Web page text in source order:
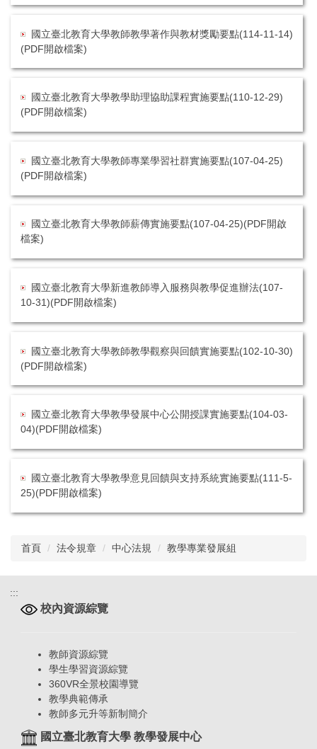
國立臺北教育大學教師教學著作與教材獎勵要點(114-11-14)
(PDF開啟檔案)
國立臺北教育大學教學助理協助課程實施要點(110-12-29)
(PDF開啟檔案)
國立臺北教育大學教師專業學習社群實施要點(107-04-25)
(PDF開啟檔案)
國立臺北教育大學教師薪傳實施要點(107-04-25)(PDF開啟
檔案)
國立臺北教育大學新進教師導入服務與教學促進辦法(107-
10-31)(PDF開啟檔案)
國立臺北教育大學教師教學觀察與回饋實施要點(102-10-30)
(PDF開啟檔案)
國立臺北教育大學教學發展中心公開授課實施要點(104-03-
04)(PDF開啟檔案)
國立臺北教育大學教學意見回饋與支持系統實施要點(111-5-
25)(PDF開啟檔案)
首頁 法令規章 中心法規 教學專業發展組
:::
校內資源綜覽
教師資源綜覽
學生學習資源綜覽
360VR全景校園導覽
教學典範傳承
教師多元升等新制簡介
國立臺北教育大學 教學發展中心